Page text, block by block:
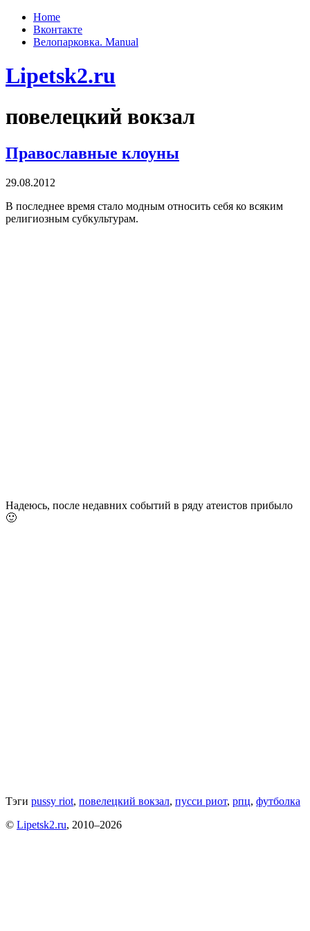
Home
Вконтакте
Велопарковка. Manual
Lipetsk2.ru
повелецкий вокзал
Православные клоуны
29.08.2012
В последнее время стало модным относить себя ко всяким
религиозным субкультурам.
Надеюсь, после недавних событий в ряду атеистов прибыло
🙂
Тэги pussy riot, повелецкий вокзал, пусси риот, рпц, футболка
© Lipetsk2.ru, 2010–2026